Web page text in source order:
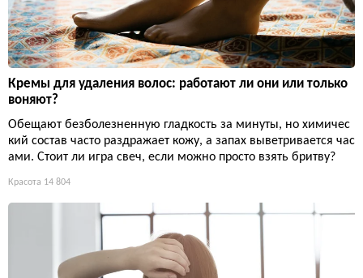
Кремы для удаления волос: работают ли они или только
воняют?
Обещают безболезненную гладкость за минуты, но химичес
кий состав часто раздражает кожу, а запах выветривается час
ами. Стоит ли игра свеч, если можно просто взять бритву?
Красота 14 804